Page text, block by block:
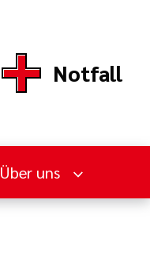
Notfall
Über uns